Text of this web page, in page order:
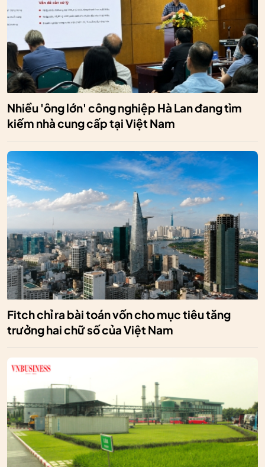
Nhiều 'ông lớn' công nghiệp Hà Lan đang tìm
kiếm nhà cung cấp tại Việt Nam
Fitch chỉ ra bài toán vốn cho mục tiêu tăng
trưởng hai chữ số của Việt Nam